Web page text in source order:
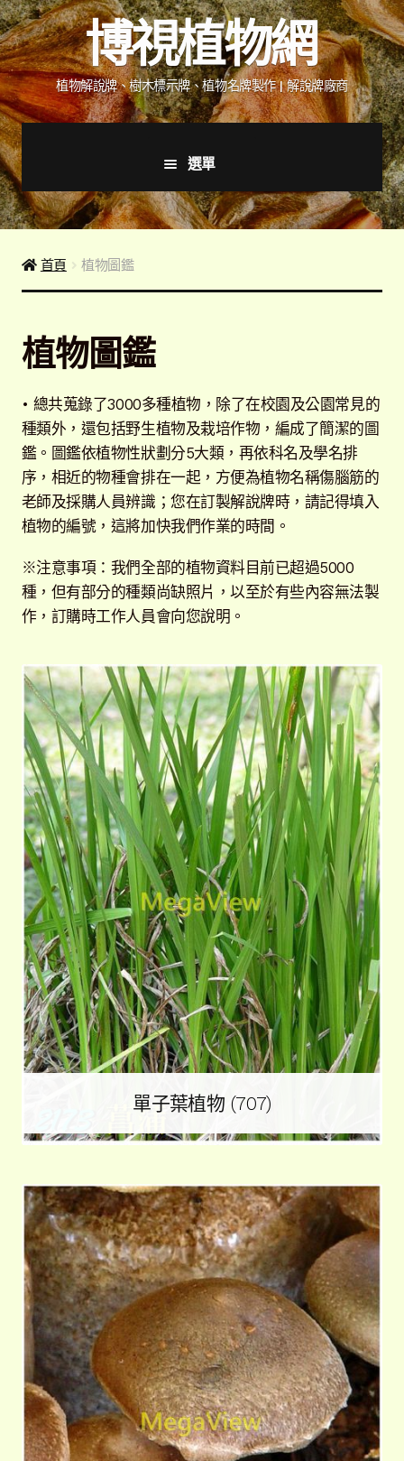
跳
至
導
覽
列
跳
至
主
要
內
容
博視植物網
植物解說牌、樹木標示牌、植物名牌製作 | 解說牌廠商
選單
首頁
產品價格表
下載詢價單
植物圖鑑/標示牌/附件型錄
展
開
子
選
單
植物圖鑑
展
開
子
選
標示牌
展
開
單
附件型錄
子
選
實景圖
展
開
單
解說牌規格
子
選
單
聯絡我們
常見問題
展
開
子
選
單
客戶實績
展
開
子
選
單
首頁 植物圖鑑
植物圖鑑
• 總共蒐錄了3000多種植物，除了在校園及公園常見的
種類外，還包括野生植物及栽培作物，編成了簡潔的圖
鑑。圖鑑依植物性狀劃分5大類，再依科名及學名排
序，相近的物種會排在一起，方便為植物名稱傷腦筋的
老師及採購人員辨識；您在訂製解說牌時，請記得填入
植物的編號，這將加快我們作業的時間。
※注意事項：我們全部的植物資料目前已超過5000
種，但有部分的種類尚缺照片，以至於有些內容無法製
作，訂購時工作人員會向您說明。
單子葉植物 (707)